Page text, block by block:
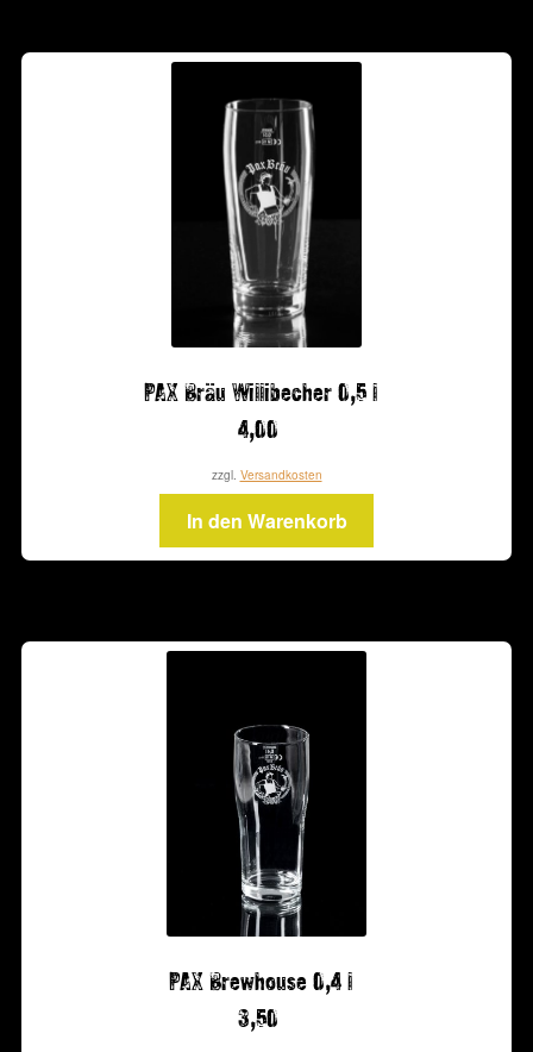
PAX Bräu Willibecher 0,5 l
4,00
zzgl. Versandkosten
In den Warenkorb
PAX Brewhouse 0,4 l
3,50